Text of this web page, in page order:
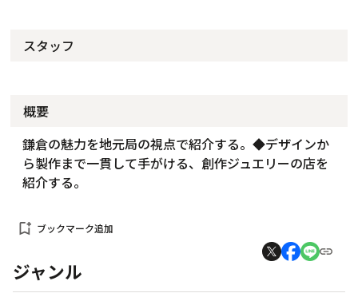
スタッフ
概要
鎌倉の魅力を地元局の視点で紹介する。◆デザインか
ら製作まで一貫して手がける、創作ジュエリーの店を
紹介する。
bookmark_add ブックマーク追加
ジャンル